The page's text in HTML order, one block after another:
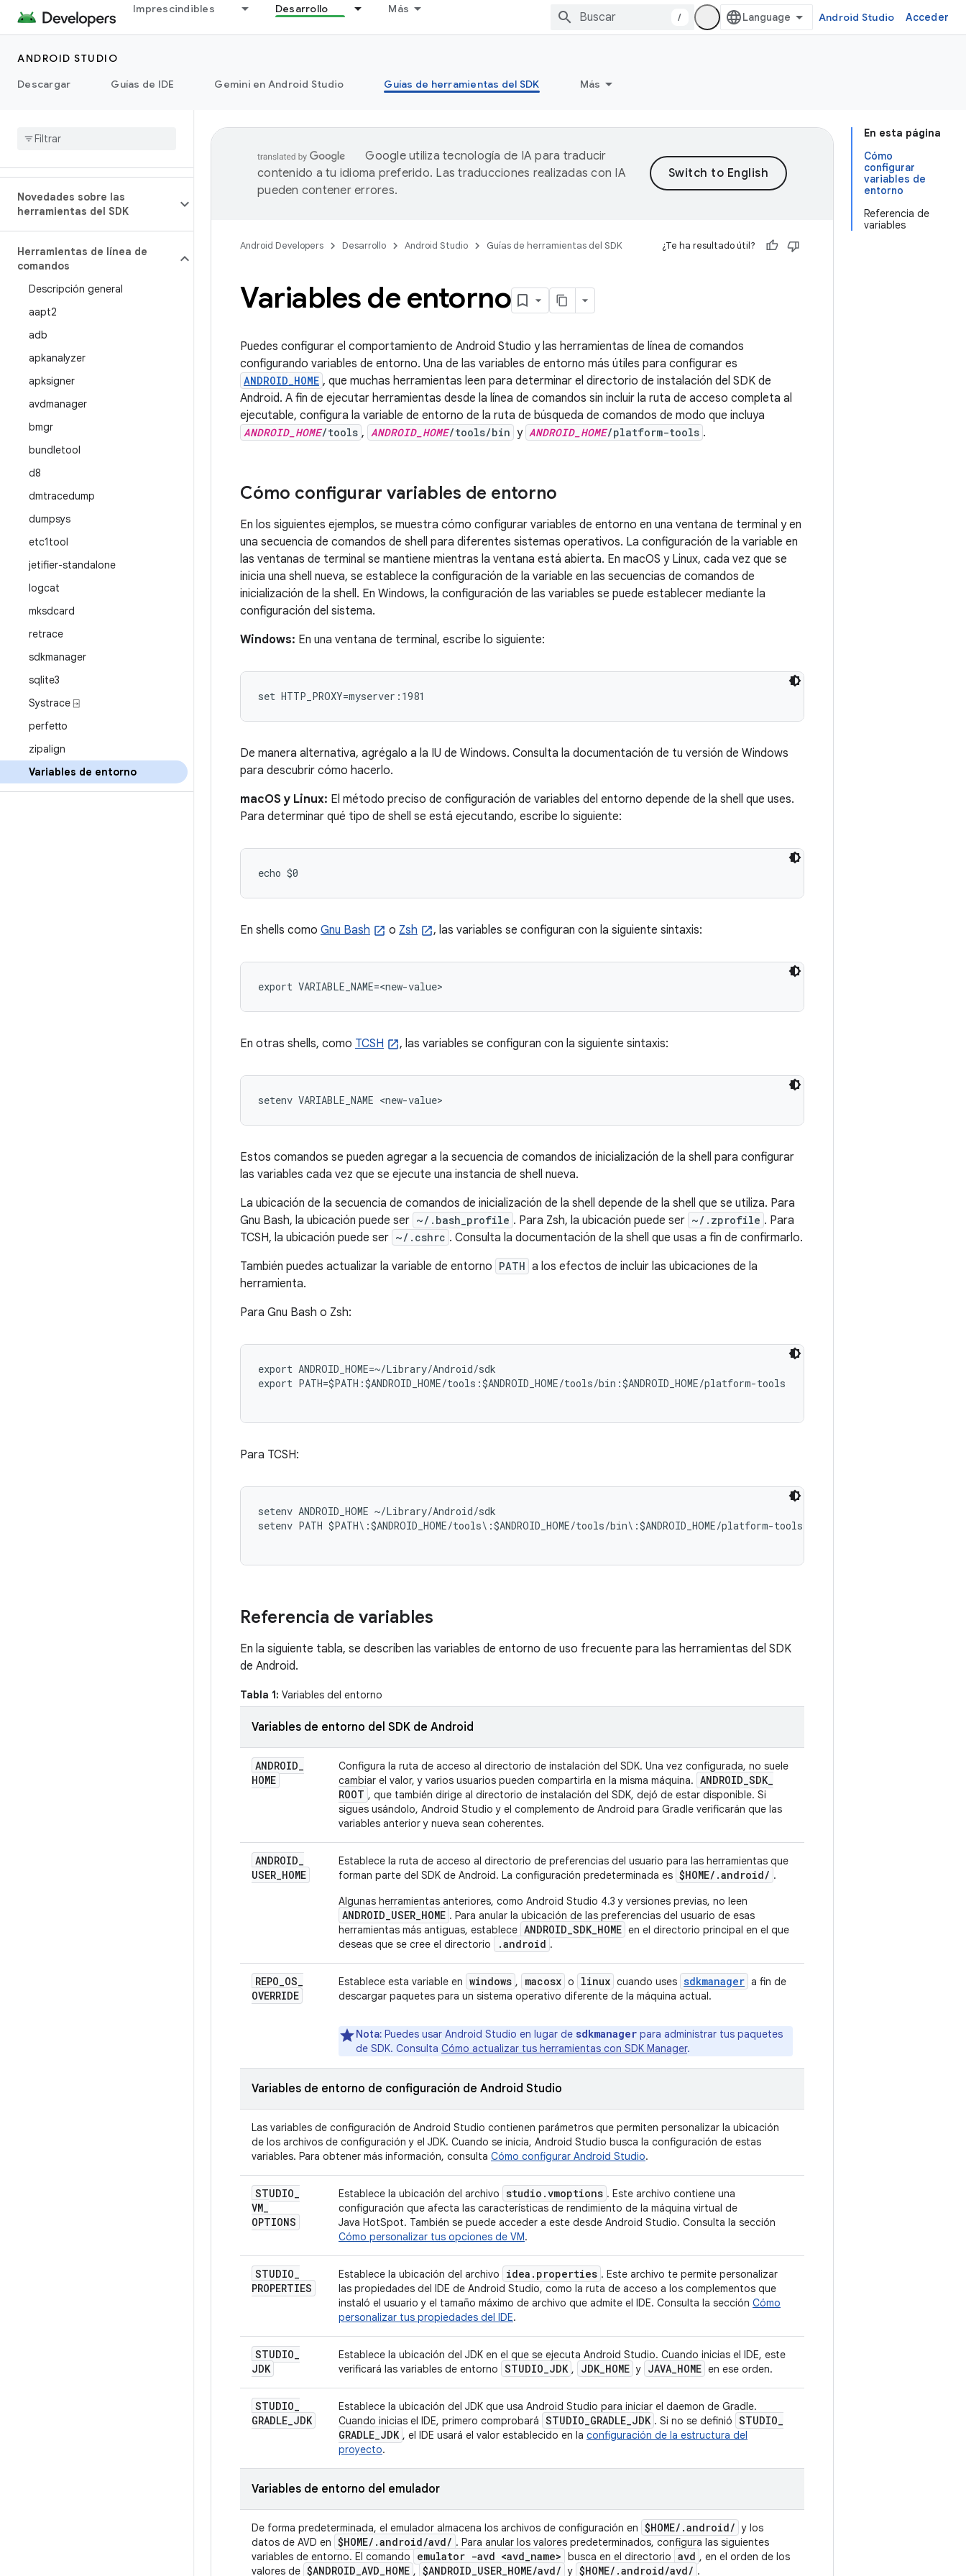
Imprescindibles Desarrollo Más
/ Android Studio Acceder
ANDROID STUDIO
Descargar
Guías de IDE Gemini en Android Studio Guías de herramientas del SDK Más
Novedades sobre las
herramientas del SDK
Herramientas de línea de
comandos
Descripción general
aapt2
adb
apkanalyzer
apksigner
avdmanager
bmgr
bundletool
d8
dmtracedump
dumpsys
etc1tool
jetifier-standalone
logcat
mksdcard
retrace
sdkmanager
sqlite3
Systrace ⍈
perfetto
zipalign
Variables de entorno
En esta página
Cómo
configurar
variables de
entorno
Referencia de
variables
Google utiliza tecnología de IA para traducir
contenido a tu idioma preferido. Las traducciones realizadas con IA
pueden contener errores.
Android Developers Desarrollo Android Studio Guías de herramientas del SDK ¿Te ha resultado útil?
Variables de entorno
Puedes configurar el comportamiento de Android Studio y las herramientas de línea de comandos
configurando variables de entorno. Una de las variables de entorno más útiles para configurar es
ANDROID_HOME , que muchas herramientas leen para determinar el directorio de instalación del SDK de
Android. A fin de ejecutar herramientas desde la línea de comandos sin incluir la ruta de acceso completa al
ejecutable, configura la variable de entorno de la ruta de búsqueda de comandos de modo que incluya
ANDROID_HOME/tools , ANDROID_HOME/tools/bin y ANDROID_HOME/platform-tools .
Cómo configurar variables de entorno
En los siguientes ejemplos, se muestra cómo configurar variables de entorno en una ventana de terminal y en
una secuencia de comandos de shell para diferentes sistemas operativos. La configuración de la variable en
las ventanas de terminal se mantiene mientras la ventana está abierta. En macOS y Linux, cada vez que se
inicia una shell nueva, se establece la configuración de la variable en las secuencias de comandos de
inicialización de la shell. En Windows, la configuración de las variables se puede establecer mediante la
configuración del sistema.
Windows: En una ventana de terminal, escribe lo siguiente:
set HTTP_PROXY=myserver:1981
De manera alternativa, agrégalo a la IU de Windows. Consulta la documentación de tu versión de Windows
para descubrir cómo hacerlo.
macOS y Linux: El método preciso de configuración de variables del entorno depende de la shell que uses.
Para determinar qué tipo de shell se está ejecutando, escribe lo siguiente:
echo $0
En shells como Gnu Bash o Zsh , las variables se configuran con la siguiente sintaxis:
export VARIABLE_NAME=<new-value>
En otras shells, como TCSH , las variables se configuran con la siguiente sintaxis:
setenv VARIABLE_NAME <new-value>
Estos comandos se pueden agregar a la secuencia de comandos de inicialización de la shell para configurar
las variables cada vez que se ejecute una instancia de shell nueva.
La ubicación de la secuencia de comandos de inicialización de la shell depende de la shell que se utiliza. Para
Gnu Bash, la ubicación puede ser ~/.bash_profile . Para Zsh, la ubicación puede ser ~/.zprofile . Para
TCSH, la ubicación puede ser ~/.cshrc . Consulta la documentación de la shell que usas a fin de confirmarlo.
También puedes actualizar la variable de entorno PATH a los efectos de incluir las ubicaciones de la
herramienta.
Para Gnu Bash o Zsh:
export ANDROID_HOME=~/Library/Android/sdk
export PATH=$PATH:$ANDROID_HOME/tools:$ANDROID_HOME/tools/bin:$ANDROID_HOME/platform-tools
Para TCSH:
setenv ANDROID_HOME ~/Library/Android/sdk
setenv PATH $PATH\:$ANDROID_HOME/tools\:$ANDROID_HOME/tools/bin\:$ANDROID_HOME/platform-tools
Referencia de variables
En la siguiente tabla, se describen las variables de entorno de uso frecuente para las herramientas del SDK
de Android.
Tabla 1: Variables del entorno
Variables de entorno del SDK de Android
ANDROID_
HOME
Configura la ruta de acceso al directorio de instalación del SDK. Una vez configurada, no suele
cambiar el valor, y varios usuarios pueden compartirla en la misma máquina. ANDROID_SDK_
ROOT , que también dirige al directorio de instalación del SDK, dejó de estar disponible. Si
sigues usándolo, Android Studio y el complemento de Android para Gradle verificarán que las
variables anterior y nueva sean coherentes.
ANDROID_
USER_HOME
Establece la ruta de acceso al directorio de preferencias del usuario para las herramientas que
forman parte del SDK de Android. La configuración predeterminada es $HOME/ .android/ .
Algunas herramientas anteriores, como Android Studio 4.3 y versiones previas, no leen
ANDROID_USER_HOME . Para anular la ubicación de las preferencias del usuario de esas
herramientas más antiguas, establece ANDROID_SDK_HOME en el directorio principal en el que
deseas que se cree el directorio
.android .
REPO_OS_
OVERRIDE
Establece esta variable en windows , macosx o linux cuando uses sdkmanager a fin de
descargar paquetes para un sistema operativo diferente de la máquina actual.
Nota: Puedes usar Android Studio en lugar de sdkmanager para administrar tus paquetes
de SDK. Consulta Cómo actualizar tus herramientas con SDK Manager.
Variables de entorno de configuración de Android Studio
Las variables de configuración de Android Studio contienen parámetros que permiten personalizar la ubicación
de los archivos de configuración y el JDK. Cuando se inicia, Android Studio busca la configuración de estas
variables. Para obtener más información, consulta Cómo configurar Android Studio.
STUDIO_
VM_
OPTIONS
Establece la ubicación del archivo studio .vmoptions . Este archivo contiene una
configuración que afecta las características de rendimiento de la máquina virtual de
Java HotSpot. También se puede acceder a este desde Android Studio. Consulta la sección
Cómo personalizar tus opciones de VM.
STUDIO_
PROPERTIES
Establece la ubicación del archivo idea . properties . Este archivo te permite personalizar
las propiedades del IDE de Android Studio, como la ruta de acceso a los complementos que
instaló el usuario y el tamaño máximo de archivo que admite el IDE. Consulta la sección Cómo
personalizar tus propiedades del IDE.
STUDIO_
JDK
Establece la ubicación del JDK en el que se ejecuta Android Studio. Cuando inicias el IDE, este
verificará las variables de entorno STUDIO_JDK , JDK_HOME y JAVA_HOME en ese orden.
STUDIO_
GRADLE_JDK
Establece la ubicación del JDK que usa Android Studio para iniciar el daemon de Gradle.
Cuando inicias el IDE, primero comprobará STUDIO_GRADLE_JDK . Si no se definió STUDIO_
GRADLE_JDK , el IDE usará el valor establecido en la configuración de la estructura del
proyecto.
Variables de entorno del emulador
De forma predeterminada, el emulador almacena los archivos de configuración en $HOME/ .android/ y los
datos de AVD en $HOME/ .android/avd/ . Para anular los valores predeterminados, configura las siguientes
variables de entorno. El comando
emulator -avd <avd_name> busca en el directorio avd , en el orden de los
valores de $ANDROID_AVD_HOME , $ANDROID_USER_HOME/avd/ y $HOME/ .android/avd/ .